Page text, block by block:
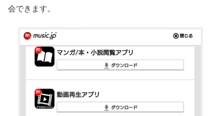
会できます。